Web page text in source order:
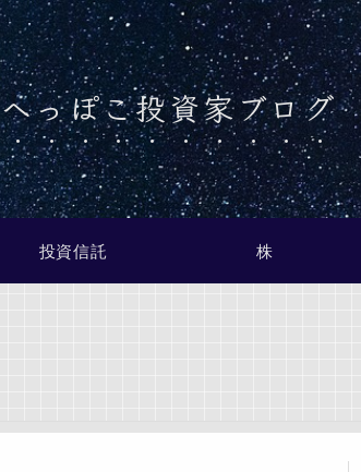
へっぽこ投資家ブログ
投資信託 株